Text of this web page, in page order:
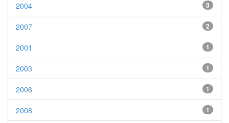
3
2004
2
2007
1
2001
1
2003
1
2006
1
2008